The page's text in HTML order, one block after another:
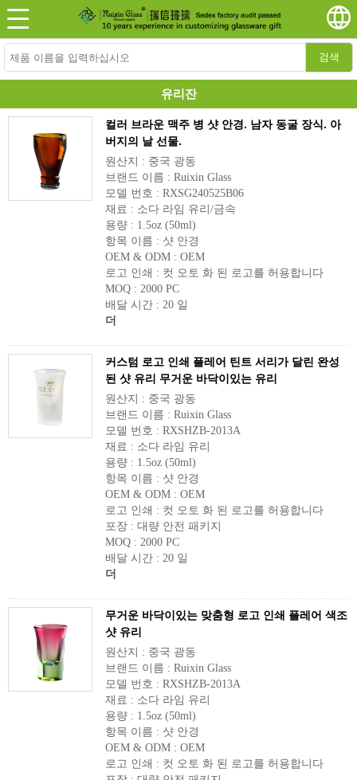
검색
유리잔
컬러 브라운 맥주 병 샷 안경. 남자 동굴 장식. 아
버지의 날 선물.
원산지 : 중국 광동
브랜드 이름 : Ruixin Glass
모델 번호 : RXSG240525B06
재료 : 소다 라임 유리/금속
용량 : 1.5oz (50ml)
항목 이름 : 샷 안경
OEM & ODM : OEM
로고 인쇄 : 컷 오토 화 된 로고를 허용합니다
MOQ : 2000 PC
배달 시간 : 20 일
더
커스텀 로고 인쇄 플레어 틴트 서리가 달린 완성
된 샷 유리 무거운 바닥이있는 유리
원산지 : 중국 광동
브랜드 이름 : Ruixin Glass
모델 번호 : RXSHZB-2013A
재료 : 소다 라임 유리
용량 : 1.5oz (50ml)
항목 이름 : 샷 안경
OEM & ODM : OEM
로고 인쇄 : 컷 오토 화 된 로고를 허용합니다
포장 : 대량 안전 패키지
MOQ : 2000 PC
배달 시간 : 20 일
더
무거운 바닥이있는 맞춤형 로고 인쇄 플레어 색조
샷 유리
원산지 : 중국 광동
브랜드 이름 : Ruixin Glass
모델 번호 : RXSHZB-2013A
재료 : 소다 라임 유리
용량 : 1.5oz (50ml)
항목 이름 : 샷 안경
OEM & ODM : OEM
로고 인쇄 : 컷 오토 화 된 로고를 허용합니다